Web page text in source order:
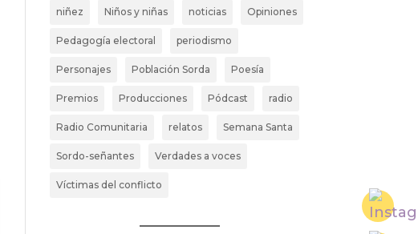
niñez Niños y niñas noticias Opiniones
Pedagogía electoral periodismo
Personajes Población Sorda Poesía
Premios Producciones Pódcast radio
Radio Comunitaria relatos Semana Santa
Sordo-señantes Verdades a voces
Víctimas del conflicto